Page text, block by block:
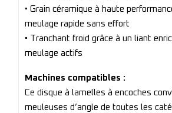
• Grain céramique à haute
meulage rapide sans effort
• Tranchant froid grâce à un liant
meulage actifs
Machines compatibles :
Ce disque à lamelles à encoches
meuleuses d’angle de toutes les